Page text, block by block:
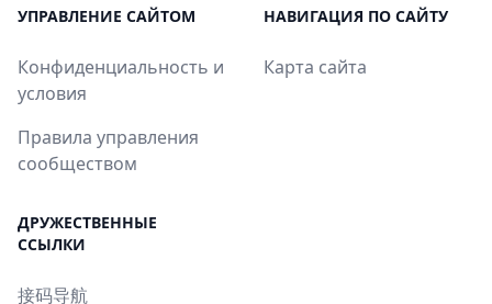
УПРАВЛЕНИЕ САЙТОМ
Конфиденциальность и
условия
Правила управления
сообществом
НАВИГАЦИЯ ПО САЙТУ
Карта сайта
ДРУЖЕСТВЕННЫЕ
ССЫЛКИ
接码导航